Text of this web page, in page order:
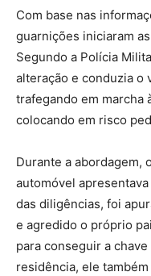
Com base nas
guarnições iniciaram
Segundo a Polícia
alteração e conduzia o
trafegando em marcha
colocando em risco
Durante a abordagem,
automóvel
das diligências, foi
e agredido o próprio
para conseguir a
residência, ele